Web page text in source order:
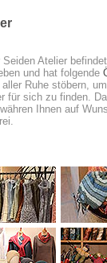
Seiden Atelier
und hat folgende
aller Ruhe stöbern,
für sich zu finden.
Ihnen auf